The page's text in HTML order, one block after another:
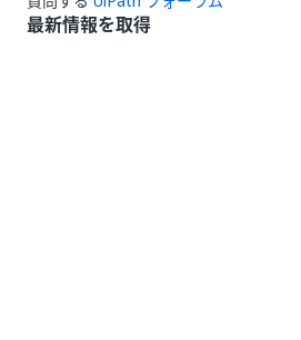
最新情報を取得